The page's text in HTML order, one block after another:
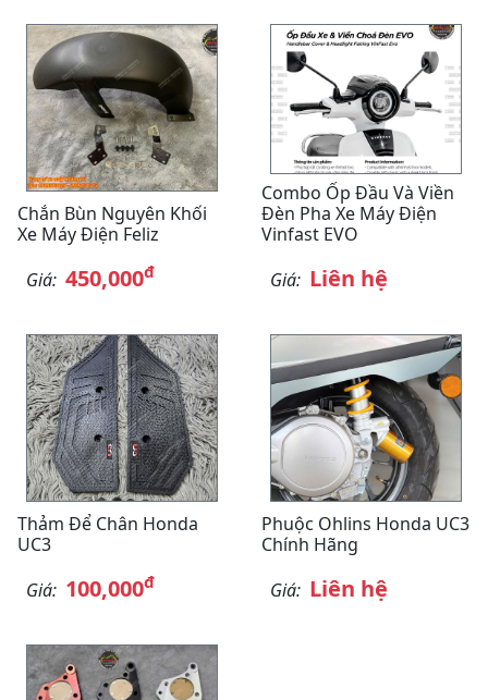
Chắn Bùn Nguyên Khối
Xe Máy Điện Feliz
Giá: 450,000đ
Combo Ốp Đầu Và Viền
Đèn Pha Xe Máy Điện
Vinfast EVO
Giá: Liên hệ
Thảm Để Chân Honda
UC3
Giá: 100,000đ
Phuộc Ohlins Honda UC3
Chính Hãng
Giá: Liên hệ